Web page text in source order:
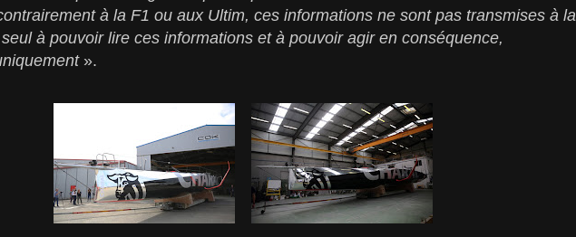
à la F1 ou aux Ultim, ces informations ne sont pas transmises à la
à pouvoir lire ces informations et à pouvoir agir en conséquence,
».